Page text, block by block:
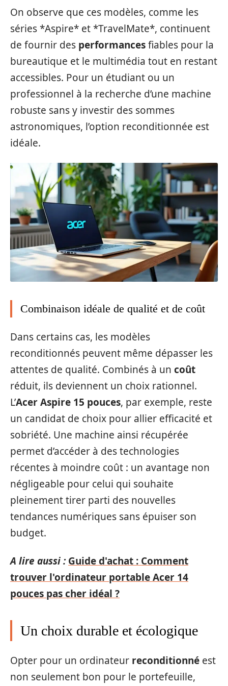
On observe que ces modèles, comme les
séries *Aspire* et *TravelMate*, continuent
de fournir des performancesfiables pour la
bureautique et le multimédia tout en restant
accessibles. Pour un étudiant ou un
professionnel à la recherche d’une machine
robuste sans y investir des sommes
astronomiques, l’option reconditionnée est
idéale.
Combinaison idéale de qualité et de coût
Dans certains cas, les modèles
reconditionnés peuvent même dépasser les
attentes de qualité. Combinés à un coût
réduit, ils deviennent un choix rationnel.
L’Acer Aspire 15 pouces, par exemple, reste
un candidat de choix pour allier efficacité et
sobriété. Une machine ainsi récupérée
permet d’accéder à des technologies
récentes à moindre coût : un avantage non
négligeable pour celui qui souhaite
pleinement tirer parti des nouvelles
tendances numériques sans épuiser son
budget.
A lire aussi : Guide d'achat : Comment
trouver l'ordinateur portable Acer 14
pouces pas cher idéal ?
Un choix durable et écologique
Opter pour un ordinateur reconditionné est
non seulement bon pour le portefeuille,